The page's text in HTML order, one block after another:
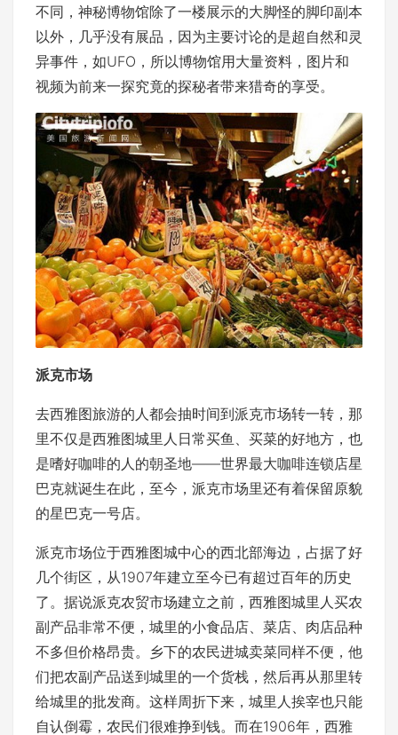
不同，神秘博物馆除了一楼展示的大脚怪的脚印副本
以外，几乎没有展品，因为主要讨论的是超自然和灵
异事件，如UFO，所以博物馆用大量资料，图片和
视频为前来一探究竟的探秘者带来猎奇的享受。
派克市场
去西雅图旅游的人都会抽时间到派克市场转一转，那
里不仅是西雅图城里人日常买鱼、买菜的好地方，也
是嗜好咖啡的人的朝圣地——世界最大咖啡连锁店星
巴克就诞生在此，至今，派克市场里还有着保留原貌
的星巴克一号店。
派克市场位于西雅图城中心的西北部海边，占据了好
几个街区，从1907年建立至今已有超过百年的历史
了。据说派克农贸市场建立之前，西雅图城里人买农
副产品非常不便，城里的小食品店、菜店、肉店品种
不多但价格昂贵。乡下的农民进城卖菜同样不便，他
们把农副产品送到城里的一个货栈，然后再从那里转
给城里的批发商。这样周折下来，城里人挨宰也只能
自认倒霉，农民们很难挣到钱。而在1906年，西雅